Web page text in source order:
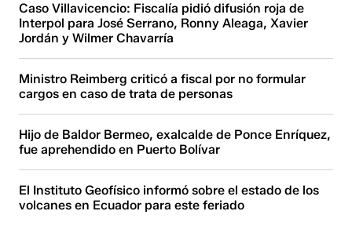
Caso Villavicencio: Fiscalía pidió difusión roja de
Interpol para José Serrano, Ronny Aleaga, Xavier
Jordán y Wilmer Chavarría
Ministro Reimberg criticó a fiscal por no formular
cargos en caso de trata de personas
Hijo de Baldor Bermeo, exalcalde de Ponce Enríquez,
fue aprehendido en Puerto Bolívar
El Instituto Geofísico informó sobre el estado de los
volcanes en Ecuador para este feriado